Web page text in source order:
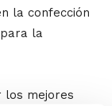
la confección
la
los mejores